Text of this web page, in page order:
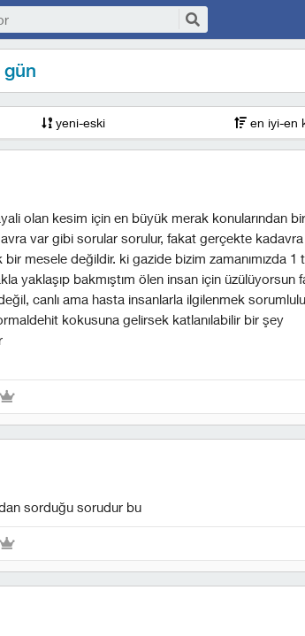
yeni-eski en iyi-en
olan kesim için en büyük merak konularından
var gibi sorular sorulur, fakat gerçekte
bir mesele değildir. ki gazide bizim zamanımızda 1
yaklaşıp bakmıştım ölen insan için üzülüyorsun
canlı ama hasta insanlarla ilgilenmek
kokusuna gelirsek katlanılabilir bir şey
sorduğu sorudur bu